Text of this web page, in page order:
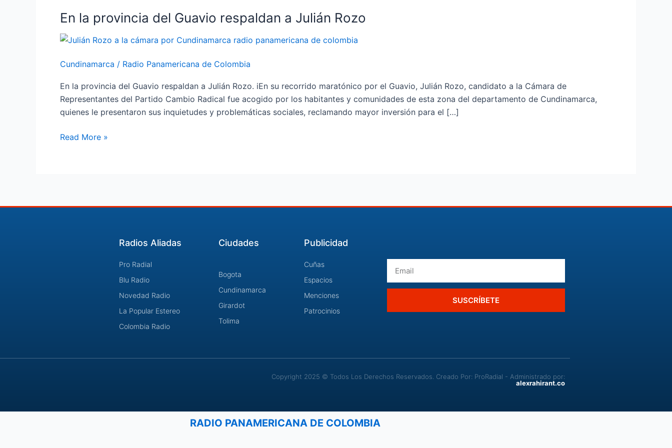
En la provincia del Guavio respaldan a Julián Rozo
Cundinamarca / Radio Panamericana de Colombia
En la provincia del Guavio respaldan a Julián Rozo. iEn su recorrido maratónico por el Guavio, Julián Rozo, candidato a la Cámara de
Representantes del Partido Cambio Radical fue acogido por los habitantes y comunidades de esta zona del departamento de Cundinamarca,
quienes le presentaron sus inquietudes y problemáticas sociales, reclamando mayor inversión para el […]
En
provincia
Guavio
respaldan
a
Julián
Rozo
Read More »
Radios Aliadas
Pro Radial
Blu Radio
Novedad Radio
La Popular Estereo
Colombia Radio
Ciudades
Bogota
Cundinamarca
Girardot
Tolima
Publicidad
Cuñas
Espacios
Menciones
Patrocinios
SUSCRÍBETE
Copyright 2025 © Todos Los Derechos Reservados. Creado Por: ProRadial - Administrado por:
alexrahirant.co
RADIO PANAMERICANA DE COLOMBIA